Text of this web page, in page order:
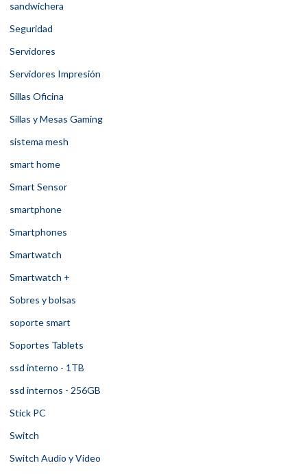
sandwichera
Seguridad
Servidores
Servidores Impresión
Sillas Oficina
Sillas y Mesas Gaming
sistema mesh
smart home
Smart Sensor
smartphone
Smartphones
Smartwatch
Smartwatch +
Sobres y bolsas
soporte smart
Soportes Tablets
ssd interno - 1TB
ssd internos - 256GB
Stick PC
Switch
Switch Audio y Video